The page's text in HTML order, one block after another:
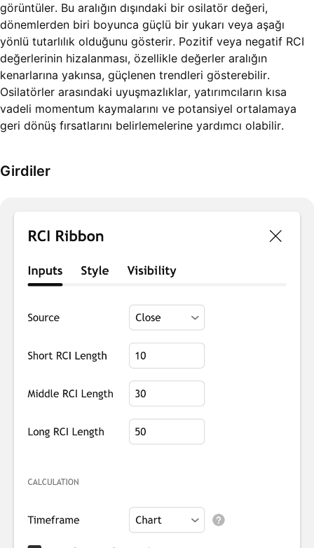
görüntüler. Bu aralığın dışındaki bir osilatör değeri,
dönemlerden biri boyunca güçlü bir yukarı veya aşağı
yönlü tutarlılık olduğunu gösterir. Pozitif veya negatif RCI
değerlerinin hizalanması, özellikle değerler aralığın
kenarlarına yakınsa, güçlenen trendleri gösterebilir.
Osilatörler arasındaki uyuşmazlıklar, yatırımcıların kısa
vadeli momentum kaymalarını ve potansiyel ortalamaya
geri dönüş fırsatlarını belirlemelerine yardımcı olabilir.
Girdiler